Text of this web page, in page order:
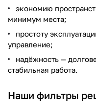
экономию
минимум места;
простоту
управление;
надёжность —
стабильная работа.
Наши фильтры